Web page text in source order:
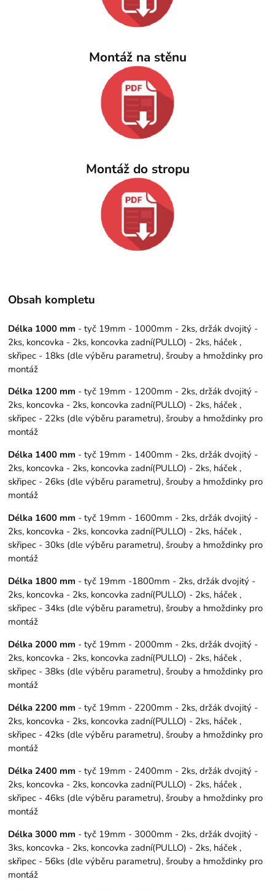
Montáž na stěnu
Montáž do stropu
Obsah kompletu
Délka 1000 mm - tyč 19mm - 1000mm - 2ks, držák dvojitý -
2ks, koncovka - 2ks, koncovka zadní(PULLO) - 2ks, háček ,
skřipec - 18ks (dle výběru parametru), šrouby a hmoždinky pro
montáž
Délka 1200 mm - tyč 19mm - 1200mm - 2ks, držák dvojitý -
2ks, koncovka - 2ks, koncovka zadní(PULLO) - 2ks, háček ,
skřipec - 22ks (dle výběru parametru), šrouby a hmoždinky pro
montáž
Délka 1400 mm - tyč 19mm - 1400mm - 2ks, držák dvojitý -
2ks, koncovka - 2ks, koncovka zadní(PULLO) - 2ks, háček ,
skřipec - 26ks (dle výběru parametru), šrouby a hmoždinky pro
montáž
Délka 1600 mm - tyč 19mm - 1600mm - 2ks, držák dvojitý -
2ks, koncovka - 2ks, koncovka zadní(PULLO) - 2ks, háček ,
skřipec - 30ks (dle výběru parametru), šrouby a hmoždinky pro
montáž
Délka 1800 mm - tyč 19mm -1800mm - 2ks, držák dvojitý -
2ks, koncovka - 2ks, koncovka zadní(PULLO) - 2ks, háček ,
skřipec - 34ks (dle výběru parametru), šrouby a hmoždinky pro
montáž
Délka 2000 mm - tyč 19mm - 2000mm - 2ks, držák dvojitý -
2ks, koncovka - 2ks, koncovka zadní(PULLO) - 2ks, háček ,
skřipec - 38ks (dle výběru parametru), šrouby a hmoždinky pro
montáž
Délka 2200 mm - tyč 19mm - 2200mm - 2ks, držák dvojitý -
2ks, koncovka - 2ks, koncovka zadní(PULLO) - 2ks, háček ,
skřipec - 42ks (dle výběru parametru), šrouby a hmoždinky pro
montáž
Délka 2400 mm - tyč 19mm - 2400mm - 2ks, držák dvojitý -
2ks, koncovka - 2ks, koncovka zadní(PULLO) - 2ks, háček ,
skřipec - 46ks (dle výběru parametru), šrouby a hmoždinky pro
montáž
Délka 3000 mm - tyč 19mm - 3000mm - 2ks, držák dvojitý -
3ks, koncovka - 2ks, koncovka zadní(PULLO) - 2ks, háček ,
skřipec - 56ks (dle výběru parametru), šrouby a hmoždinky pro
montáž